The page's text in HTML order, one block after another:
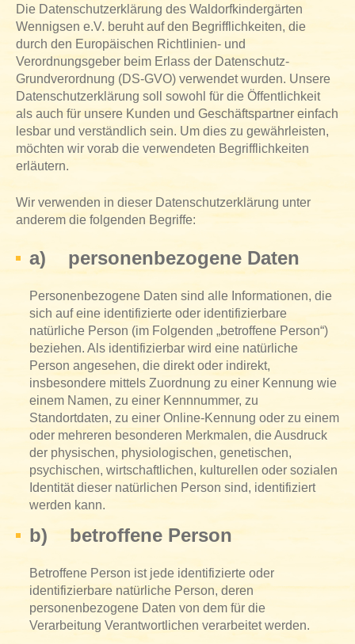
Die Datenschutzerklärung des Waldorfkindergärten
Wennigsen e.V. beruht auf den Begrifflichkeiten, die
durch den Europäischen Richtlinien- und
Verordnungsgeber beim Erlass der Datenschutz-
Grundverordnung (DS-GVO) verwendet wurden. Unsere
Datenschutzerklärung soll sowohl für die Öffentlichkeit
als auch für unsere Kunden und Geschäftspartner einfach
lesbar und verständlich sein. Um dies zu gewährleisten,
möchten wir vorab die verwendeten Begrifflichkeiten
erläutern.
Wir verwenden in dieser Datenschutzerklärung unter
anderem die folgenden Begriffe:
a) personenbezogene Daten
Personenbezogene Daten sind alle Informationen, die
sich auf eine identifizierte oder identifizierbare
natürliche Person (im Folgenden „betroffene Person“)
beziehen. Als identifizierbar wird eine natürliche
Person angesehen, die direkt oder indirekt,
insbesondere mittels Zuordnung zu einer Kennung wie
einem Namen, zu einer Kennnummer, zu
Standortdaten, zu einer Online-Kennung oder zu einem
oder mehreren besonderen Merkmalen, die Ausdruck
der physischen, physiologischen, genetischen,
psychischen, wirtschaftlichen, kulturellen oder sozialen
Identität dieser natürlichen Person sind, identifiziert
werden kann.
b) betroffene Person
Betroffene Person ist jede identifizierte oder
identifizierbare natürliche Person, deren
personenbezogene Daten von dem für die
Verarbeitung Verantwortlichen verarbeitet werden.